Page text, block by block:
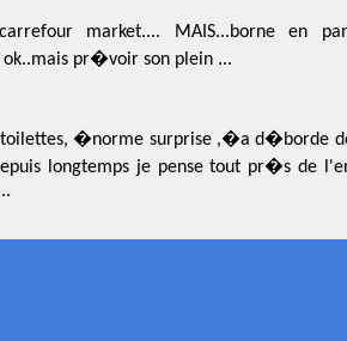
market.... MAIS...borne en
ok..mais pr�voir son plein ...
toilettes, �norme surprise ,�a d�borde
longtemps je pense tout pr�s de